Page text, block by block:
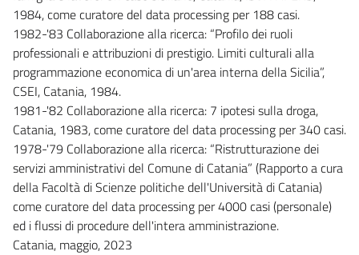
1984, come curatore del data processing per 188 casi.
1982-'83 Collaborazione alla ricerca: “Profilo dei ruoli
professionali e attribuzioni di prestigio. Limiti culturali alla
programmazione economica di un'area interna della Sicilia”,
CSEI, Catania, 1984.
1981-'82 Collaborazione alla ricerca: 7 ipotesi sulla droga,
Catania, 1983, come curatore del data processing per 340 casi.
1978-'79 Collaborazione alla ricerca: “Ristrutturazione dei
servizi amministrativi del Comune di Catania” (Rapporto a cura
della Facoltà di Scienze politiche dell'Università di Catania)
come curatore del data processing per 4000 casi (personale)
ed i flussi di procedure dell'intera amministrazione.
Catania, maggio, 2023